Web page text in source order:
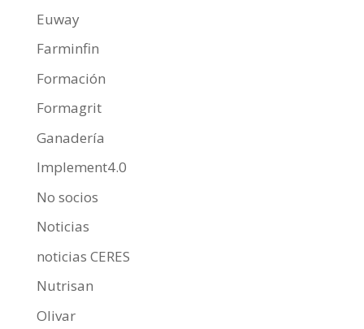
Euway
Farminfin
Formación
Formagrit
Ganadería
Implement4.0
No socios
Noticias
noticias CERES
Nutrisan
Olivar